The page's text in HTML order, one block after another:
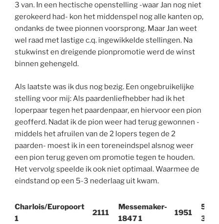
3 van. In een hectische openstelling -waar Jan nog niet
gerokeerd had- kon het middenspel nog alle kanten op,
ondanks de twee pionnen voorsprong. Maar Jan weet
wel raad met lastige c.q. ingewikkelde stellingen. Na
stukwinst en dreigende pionpromotie werd de winst
binnen gehengeld.
Als laatste was ik dus nog bezig. Een ongebruikelijke
stelling voor mij: Als paardenliefhebber had ik het
loperpaar tegen het paardenpaar, en hiervoor een pion
geofferd. Nadat ik de pion weer had terug gewonnen -
middels het afruilen van de 2 lopers tegen de 2
paarden- moest ik in een toreneindspel alsnog weer
een pion terug geven om promotie tegen te houden.
Het vervolg speelde ik ook niet optimaal. Waarmee de
eindstand op een 5-3 nederlaag uit kwam.
Charlois/Europoort
1
2111
Messemaker-
1847 1
1951
5-
3